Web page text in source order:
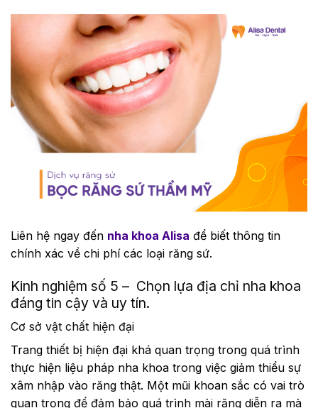
Liên hệ ngay đến nha khoa Alisa để biết thông tin
chính xác về chi phí các loại răng sứ.
Kinh nghiệm số 5 – Chọn lựa địa chỉ nha khoa
đáng tin cậy và uy tín.
Cơ sở vật chất hiện đại
Trang thiết bị hiện đại khá quan trọng trong quá trình
thực hiện liệu pháp nha khoa trong việc giảm thiểu sự
xâm nhập vào răng thật. Một mũi khoan sắc có vai trò
quan trọng để đảm bảo quá trình mài răng diễn ra mà